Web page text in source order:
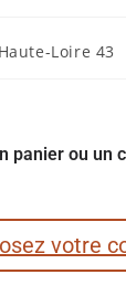
Loire 43
panier ou un
votre